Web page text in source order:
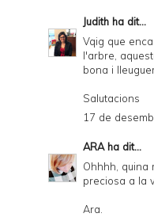
Judith ha dit...
Vqig que
l'arbre,
bona i
Salutacions
17 de
ARAha dit...
Ohhhh, quina
preciosa a la
Ara.